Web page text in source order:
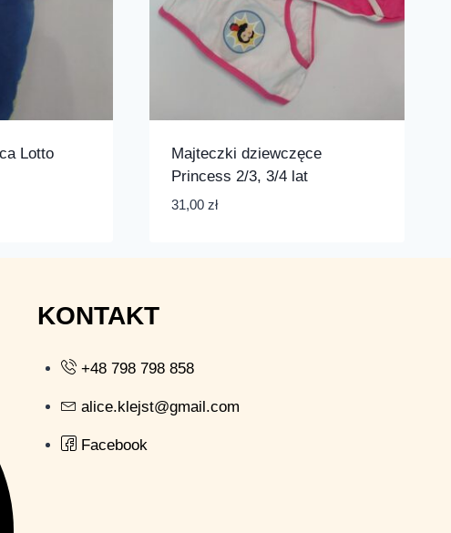
Lotto
Majteczki dziewczęce
Princess 2/3, 3/4 lat
31,00 zł
KONTAKT
+48 798 798 858
alice.klejst@gmail.com
Facebook